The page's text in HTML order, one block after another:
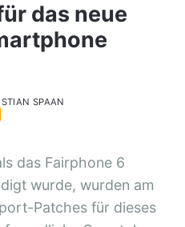
das neue
SPAAN
das Fairphone 6
wurde, wurden am
Patches für dieses